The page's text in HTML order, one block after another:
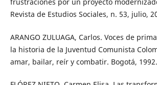
frustraciones por un proyecto
Revista de Estudios Sociales, n. 53, julio,
ARANGO ZULUAGA, Carlos. Voces de
la historia de la Juventud Comunista
amar, bailar, reír y combatir. Bogotá, 1992.